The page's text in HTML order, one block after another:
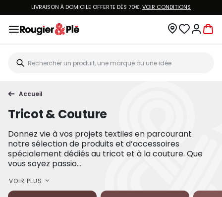
LIVRAISON À DOMICILE OFFERTE DÈS 70€.VOIR CONDITIONS
Accueil
Tricot & Couture
Donnez vie à vos projets textiles en parcourant
notre sélection de produits et d’accessoires
spécialement dédiés au tricot et à la couture. Que
vous soyez passio...
VOIR PLUS